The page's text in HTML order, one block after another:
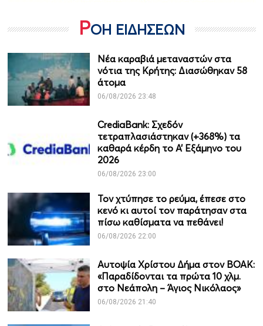
ΡΟΗ ΕΙΔΗΣΕΩΝ
Νέα καραβιά μεταναστών στα
νότια της Κρήτης: Διασώθηκαν 58
άτομα
06/08/2026 23:48
CrediaBank: Σχεδόν
τετραπλασιάστηκαν (+368%) τα
καθαρά κέρδη το Α’ Εξάμηνο του
2026
06/08/2026 23:00
Τον χτύπησε το ρεύμα, έπεσε στο
κενό κι αυτοί τον παράτησαν στα
πίσω καθίσματα να πεθάνει!
06/08/2026 22:00
Αυτοψία Χρίστου Δήμα στον ΒΟΑΚ:
«Παραδίδονται τα πρώτα 10 χλμ.
στο Νεάπολη – Άγιος Νικόλαος»
06/08/2026 21:40